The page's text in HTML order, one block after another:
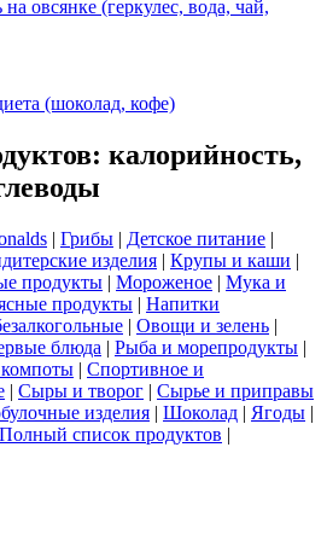
овсянке (геркулес, вода, чай,
(шоколад, кофе)
калорийность,
| Грибы | Детское питание |
изделия | Крупы и каши |
продукты | Мороженое | Мука и
продукты | Напитки
| Овощи и зелень |
блюда | Рыба и морепродукты |
| Спортивное и
| Сыры и творог | Сырье и приправы
изделия | Шоколад | Ягоды |
Полный список продуктов |